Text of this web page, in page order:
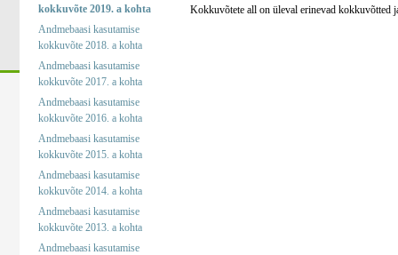
kokkuvõte 2019. a kohta
Andmebaasi kasutamise
kokkuvõte 2018. a kohta
Andmebaasi kasutamise
kokkuvõte 2017. a kohta
Andmebaasi kasutamise
kokkuvõte 2016. a kohta
Andmebaasi kasutamise
kokkuvõte 2015. a kohta
Andmebaasi kasutamise
kokkuvõte 2014. a kohta
Andmebaasi kasutamise
kokkuvõte 2013. a kohta
Andmebaasi kasutamise
Kokkuvõtete all on üleval erinevad kokkuvõtted